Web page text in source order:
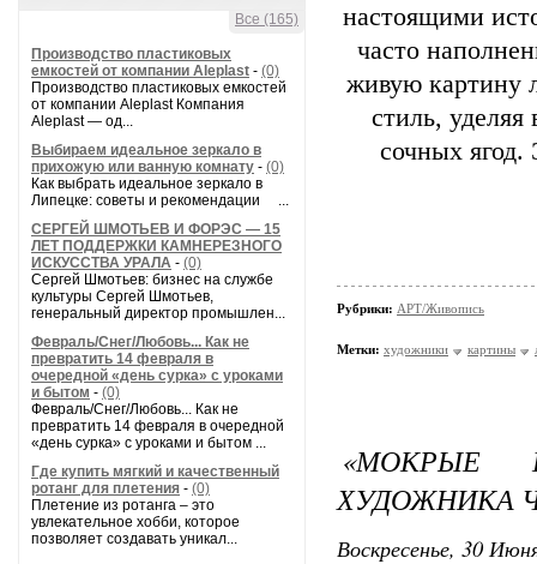
Все (165)
Производство пластиковых
емкостей от компании Aleplast - (0)
Производство пластиковых емкостей
от компании Aleplast Компания
Aleplast — од...
Выбираем идеальное зеркало в
прихожую или ванную комнату - (0)
Как выбрать идеальное зеркало в
Липецке: советы и рекомендации ...
СЕРГЕЙ ШМОТЬЕВ И ФОРЭС — 15
ЛЕТ ПОДДЕРЖКИ КАМНЕРЕЗНОГО
ИСКУССТВА УРАЛА - (0)
Сергей Шмотьев: бизнес на службе
культуры Сергей Шмотьев,
генеральный директор промышлен...
Февраль/Снег/Любовь... Как не
превратить 14 февраля в
очередной «день сурка» с уроками
и бытом - (0)
Февраль/Снег/Любовь... Как не
превратить 14 февраля в очередной
«день сурка» с уроками и бытом ...
Где купить мягкий и качественный
ротанг для плетения - (0)
Плетение из ротанга – это
увлекательное хобби, которое
позволяет создавать уникал...
настоящими
часто
живую картину
стиль,
сочных ягод.
Рубрики: АРТ/Живопись
Метки: художники картины
«МОКРЫЕ
ХУДОЖНИКА
Воскресенье, 30